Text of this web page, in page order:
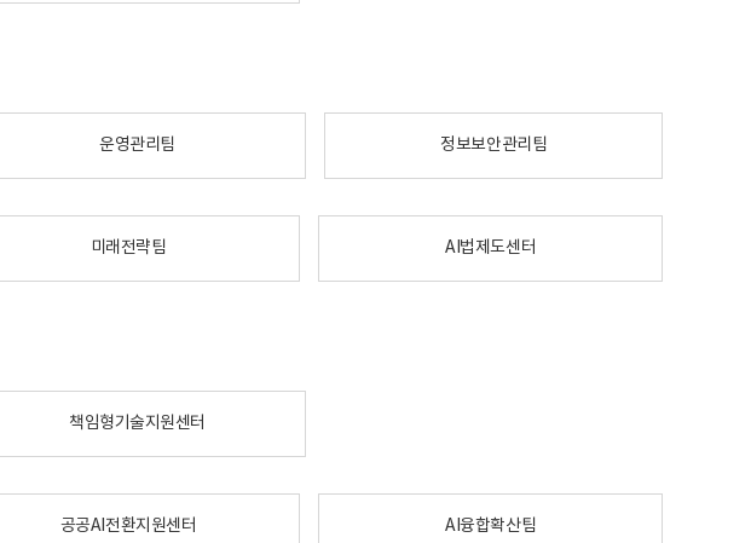
운영관리팀 정보보안관리팀
미래전략팀 AI법제도센터
책임형기술지원센터
공공AI전환지원센터 AI융합확산팀